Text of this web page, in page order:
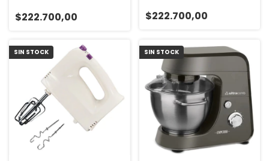
$222.700,00 $222.700,00
SIN STOCK SIN STOCK